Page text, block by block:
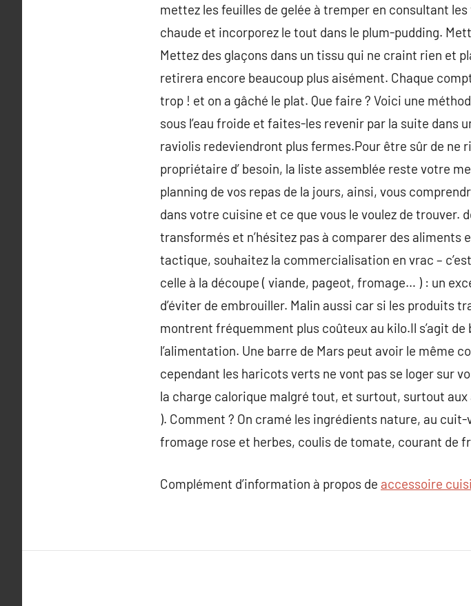
mettez les feuilles de gelée à tremper en consultant
chaude et incorporez le tout dans le plum-pudding.
Mettez des glaçons dans un tissu qui ne craint rien et
retirera encore beaucoup plus aisément. Chaque
trop ! et on a gâché le plat. Que faire ? Voici une
sous l’eau froide et faites-les revenir par la suite dans
raviolis redeviendront plus fermes.Pour être sûr de ne
propriétaire d’ besoin, la liste assemblée reste votre
planning de vos repas de la jours, ainsi, vous
dans votre cuisine et ce que vous le voulez de trouver.
transformés et n’hésitez pas à comparer des
tactique, souhaitez la commercialisation en vrac –
celle à la découpe ( viande, pageot, fromage… ) : un
d’éviter de embrouiller. Malin aussi car si les produits
montrent fréquemment plus coûteux au kilo.Il s’agit
l’alimentation. Une barre de Mars peut avoir le même
cependant les haricots verts ne vont pas se loger sur
la charge calorique malgré tout, et surtout, surtout
). Comment ? On cramé les ingrédients nature, au
fromage rose et herbes, coulis de tomate, courant de
Complément d’information à propos de accessoire